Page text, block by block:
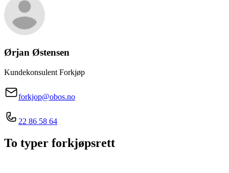
Ørjan Østensen
Kundekonsulent Forkjøp
forkjop@obos.no
22 86 58 64
To typer forkjøpsrett